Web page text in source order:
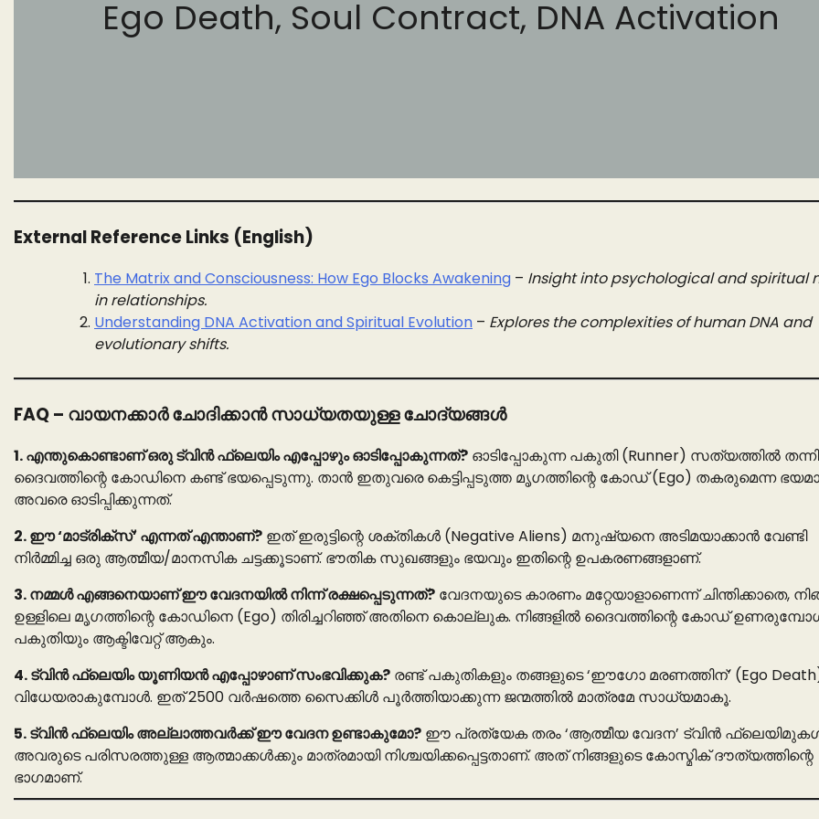
Ego Death, Soul Contract, DNA Activation
External Reference Links (English)
The Matrix and Consciousness: How Ego Blocks Awakening – Insight into psychological and spiritual
in relationships.
Understanding DNA Activation and Spiritual Evolution – Explores the complexities of human DNA and
evolutionary shifts.
FAQ – വായനക്കാർ ചോദിക്കാൻ സാധ്യതയുള്ള ചോദ്യങ്ങൾ
1. എന്തുകൊണ്ടാണ് ഒരു ട്വിൻ ഫ്ലെയിം എപ്പോഴും ഓടിപ്പോകുന്നത്? ഓടിപ്പോകുന്ന പകുതി (Runner) സത്യത്തിൽ
ദൈവത്തിന്റെ കോഡിനെ കണ്ട് ഭയപ്പെടുന്നു. താൻ ഇതുവരെ കെട്ടിപ്പടുത്ത മൃഗത്തിന്റെ കോഡ് (Ego) തകരുമെന്ന
അവരെ ഓടിപ്പിക്കുന്നത്.
2. ഈ ‘മാട്രിക്സ്’ എന്നത് എന്താണ്? ഇത് ഇരുട്ടിന്റെ ശക്തികൾ (Negative Aliens) മനുഷ്യനെ അടിമയാക്കാൻ വേണ്ടി
നിർമ്മിച്ച ഒരു ആത്മീയ/മാനസിക ചട്ടക്കൂടാണ്. ഭൗതിക സുഖങ്ങളും ഭയവും ഇതിന്റെ ഉപകരണങ്ങളാണ്.
3. നമ്മൾ എങ്ങനെയാണ് ഈ വേദനയിൽ നിന്ന് രക്ഷപ്പെടുന്നത്? വേദനയുടെ കാരണം മറ്റേയാളാണെന്ന് ചിന്തിക്കാതെ,
ഉള്ളിലെ മൃഗത്തിന്റെ കോഡിനെ (Ego) തിരിച്ചറിഞ്ഞ് അതിനെ കൊല്ലുക. നിങ്ങളിൽ ദൈവത്തിന്റെ കോഡ് ഉണരുമ്പോൾ,
പകുതിയും ആക്ടിവേറ്റ് ആകും.
4. ട്വിൻ ഫ്ലെയിം യൂണിയൻ എപ്പോഴാണ് സംഭവിക്കുക? രണ്ട് പകുതികളും തങ്ങളുടെ ‘ഈഗോ മരണത്തിന്’ (Ego
വിധേയരാകുമ്പോൾ. ഇത് 2500 വർഷത്തെ സൈക്കിൾ പൂർത്തിയാക്കുന്ന ജന്മത്തിൽ മാത്രമേ സാധ്യമാകൂ.
5. ട്വിൻ ഫ്ലെയിം അല്ലാത്തവർക്ക് ഈ വേദന ഉണ്ടാകുമോ? ഈ പ്രത്യേക തരം ‘ആത്മീയ വേദന’ ട്വിൻ
അവരുടെ പരിസരത്തുള്ള ആത്മാക്കൾക്കും മാത്രമായി നിശ്ചയിക്കപ്പെട്ടതാണ്. അത് നിങ്ങളുടെ കോസ്മിക് ദൗത്യത്തിന്റെ
ഭാഗമാണ്.